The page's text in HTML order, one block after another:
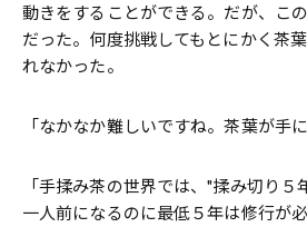
動きをすることができる。だが、こ
だった。何度挑戦してもとにかく茶
れなかった。
「なかなか難しいですね。茶葉が手
「手揉み茶の世界では、"揉み切り５
一人前になるのに最低５年は修行が